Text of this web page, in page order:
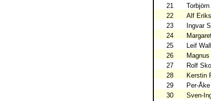
21
22
Alf
23
Ingvar
24
25
Leif
26
27
Rolf
28
Kerstin
29
Per-
30
Sven-